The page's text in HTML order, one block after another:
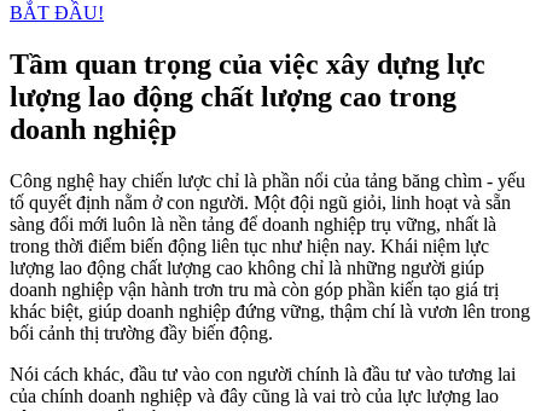
BẮT ĐẦU!
Tầm quan trọng của việc xây dựng lực
lượng lao động chất lượng cao trong
doanh nghiệp
Công nghệ hay chiến lược chỉ là phần nổi của tảng băng chìm - yếu
tố quyết định nằm ở con người. Một đội ngũ giỏi, linh hoạt và sẵn
sàng đổi mới luôn là nền tảng để doanh nghiệp trụ vững, nhất là
trong thời điểm biến động liên tục như hiện nay. Khái niệm lực
lượng lao động chất lượng cao không chỉ là những người giúp
doanh nghiệp vận hành trơn tru mà còn góp phần kiến tạo giá trị
khác biệt, giúp doanh nghiệp đứng vững, thậm chí là vươn lên trong
bối cảnh thị trường đầy biến động.
Nói cách khác, đầu tư vào con người chính là đầu tư vào tương lai
của chính doanh nghiệp và đây cũng là vai trò của lực lượng lao